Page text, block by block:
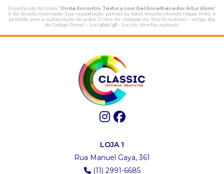
O conteúdo do texto "Onde Encontro Textura com Gel Envelhecedor Artur Alvim"
é de direito reservado. Sua reprodução, parcial ou total, mesmo citando nossos links, é
proibida sem a autorização do autor. Crime de violação de direito autoral – artigo 184
do Código Penal – Lei 9610/98 - Lei de direitos autorais.
LOJA 1
Rua Manuel Gaya, 361
(11) 2991-6685